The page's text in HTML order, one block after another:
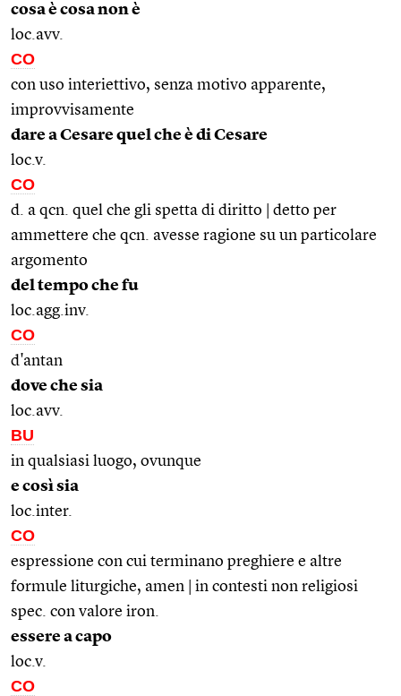
cosa è cosa non è
loc.avv.
CO
con uso interiettivo, senza motivo apparente,
improvvisamente
dare a Cesare quel che è di Cesare
loc.v.
CO
d. a qcn. quel che gli spetta di diritto | detto per
ammettere che qcn. avesse ragione su un particolare
argomento
del tempo che fu
loc.agg.inv.
CO
d'antan
dove che sia
loc.avv.
BU
in qualsiasi luogo, ovunque
e così sia
loc.inter.
CO
espressione con cui terminano preghiere e altre
formule liturgiche, amen | in contesti non religiosi
spec. con valore iron.
essere a capo
loc.v.
CO